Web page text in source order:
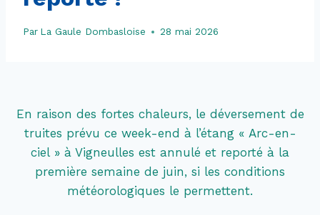
Par La Gaule Dombasloise 28 mai 2026
En raison des fortes chaleurs, le déversement de
truites prévu ce week-end à l’étang « Arc-en-
ciel » à Vigneulles est annulé et reporté à la
première semaine de juin, si les conditions
météorologiques le permettent.